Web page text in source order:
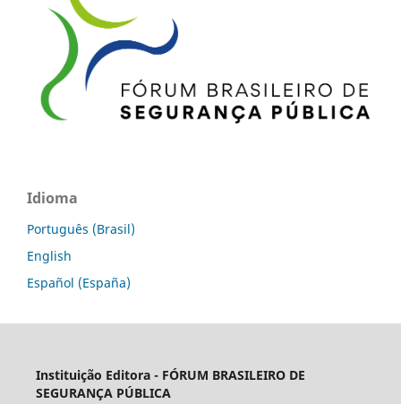
Idioma
Português (Brasil)
English
Español (España)
Instituição Editora - FÓRUM BRASILEIRO DE
SEGURANÇA PÚBLICA